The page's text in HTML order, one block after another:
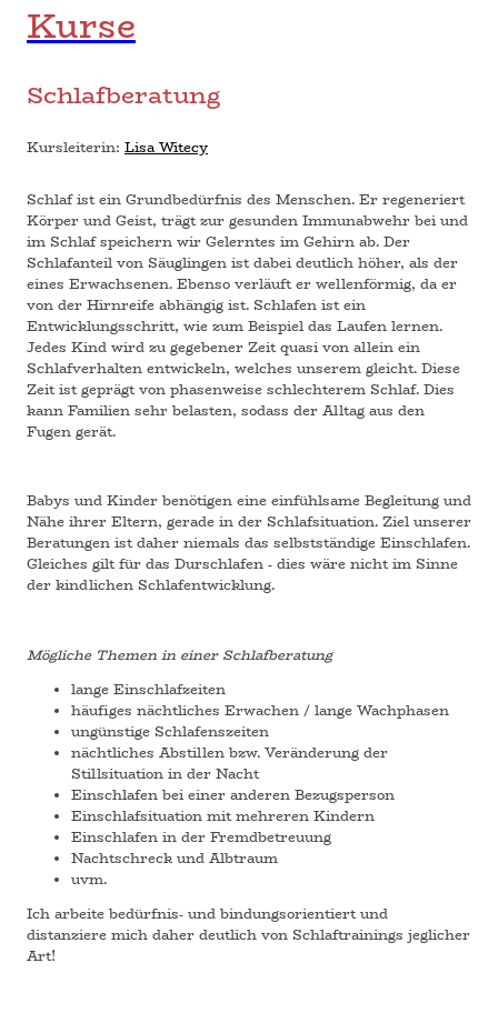
Kurse
Schlafberatung
Kursleiterin: Lisa Witecy
Schlaf ist ein Grundbedürfnis des Menschen. Er regeneriert
Körper und Geist, trägt zur gesunden Immunabwehr bei und
im Schlaf speichern wir Gelerntes im Gehirn ab. Der
Schlafanteil von Säuglingen ist dabei deutlich höher, als der
eines Erwachsenen. Ebenso verläuft er wellenförmig, da er
von der Hirnreife abhängig ist. Schlafen ist ein
Entwicklungsschritt, wie zum Beispiel das Laufen lernen.
Jedes Kind wird zu gegebener Zeit quasi von allein ein
Schlafverhalten entwickeln, welches unserem gleicht. Diese
Zeit ist geprägt von phasenweise schlechterem Schlaf. Dies
kann Familien sehr belasten, sodass der Alltag aus den
Fugen gerät.
Babys und Kinder benötigen eine einfühlsame Begleitung und
Nähe ihrer Eltern, gerade in der Schlafsituation. Ziel unserer
Beratungen ist daher niemals das selbstständige Einschlafen.
Gleiches gilt für das Durschlafen - dies wäre nicht im Sinne
der kindlichen Schlafentwicklung.
Mögliche Themen in einer Schlafberatung
lange Einschlafzeiten
häufiges nächtliches Erwachen / lange Wachphasen
ungünstige Schlafenszeiten
nächtliches Abstillen bzw. Veränderung der
Stillsituation in der Nacht
Einschlafen bei einer anderen Bezugsperson
Einschlafsituation mit mehreren Kindern
Einschlafen in der Fremdbetreuung
Nachtschreck und Albtraum
uvm.
Ich arbeite bedürfnis- und bindungsorientiert und
distanziere mich daher deutlich von Schlaftrainings jeglicher
Art!